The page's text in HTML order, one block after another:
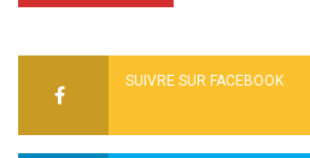
SUIVRE SUR FACEBOOK